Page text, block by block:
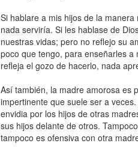
Si hablare a mis hijos de la
nada serviría. Si les hablase de
nuestras vidas; pero no reflejo su
poco que tengo, para enseñarles
refleja el gozo de hacerlo, nada
Así también, la madre amorosa es
impertinente que suele ser a
envidia por los hijos de otras
sus hijos delante de otros.
tampoco es ofensiva con otra